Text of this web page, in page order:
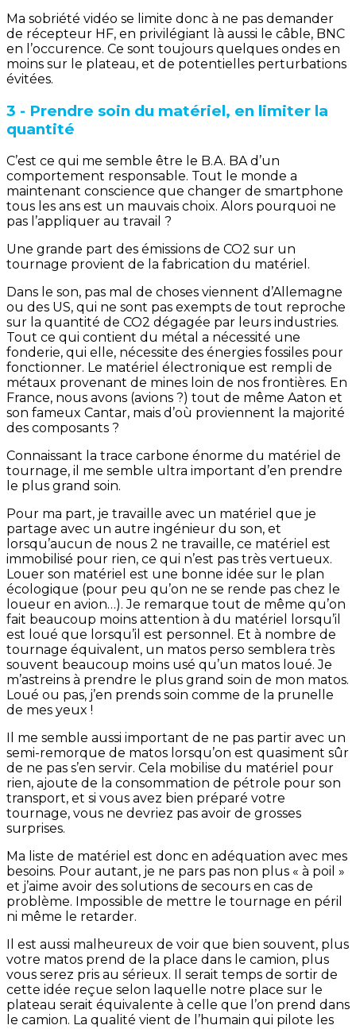
Ma sobriété vidéo se limite donc à ne pas demander
de récepteur HF, en privilégiant là aussi le câble, BNC
en l’occurence. Ce sont toujours quelques ondes en
moins sur le plateau, et de potentielles perturbations
évitées.
3 - Prendre soin du matériel, en limiter la
quantité
C’est ce qui me semble être le B.A. BA d’un
comportement responsable. Tout le monde a
maintenant conscience que changer de smartphone
tous les ans est un mauvais choix. Alors pourquoi ne
pas l’appliquer au travail ?
Une grande part des émissions de CO2 sur un
tournage provient de la fabrication du matériel.
Dans le son, pas mal de choses viennent d’Allemagne
ou des US, qui ne sont pas exempts de tout reproche
sur la quantité de CO2 dégagée par leurs industries.
Tout ce qui contient du métal a nécessité une
fonderie, qui elle, nécessite des énergies fossiles pour
fonctionner. Le matériel électronique est rempli de
métaux provenant de mines loin de nos frontières. En
France, nous avons (avions ?) tout de même Aaton et
son fameux Cantar, mais d’où proviennent la majorité
des composants ?
Connaissant la trace carbone énorme du matériel de
tournage, il me semble ultra important d’en prendre
le plus grand soin.
Pour ma part, je travaille avec un matériel que je
partage avec un autre ingénieur du son, et
lorsqu’aucun de nous 2 ne travaille, ce matériel est
immobilisé pour rien, ce qui n’est pas très vertueux.
Louer son matériel est une bonne idée sur le plan
écologique (pour peu qu’on ne se rende pas chez le
loueur en avion…). Je remarque tout de même qu’on
fait beaucoup moins attention à du matériel lorsqu’il
est loué que lorsqu’il est personnel. Et à nombre de
tournage équivalent, un matos perso semblera très
souvent beaucoup moins usé qu’un matos loué. Je
m’astreins à prendre le plus grand soin de mon matos.
Loué ou pas, j’en prends soin comme de la prunelle
de mes yeux !
Il me semble aussi important de ne pas partir avec un
semi-remorque de matos lorsqu’on est quasiment sûr
de ne pas s’en servir. Cela mobilise du matériel pour
rien, ajoute de la consommation de pétrole pour son
transport, et si vous avez bien préparé votre
tournage, vous ne devriez pas avoir de grosses
surprises.
Ma liste de matériel est donc en adéquation avec mes
besoins. Pour autant, je ne pars pas non plus « à poil »
et j’aime avoir des solutions de secours en cas de
problème. Impossible de mettre le tournage en péril
ni même le retarder.
Il est aussi malheureux de voir que bien souvent, plus
votre matos prend de la place dans le camion, plus
vous serez pris au sérieux. Il serait temps de sortir de
cette idée reçue selon laquelle notre place sur le
plateau serait équivalente à celle que l’on prend dans
le camion. La qualité vient de l’humain qui pilote les